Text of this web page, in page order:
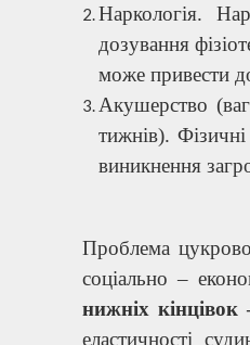
Наркологія.
дозування
може привести
Акушерство
тижнів).
виникнення
Проблема
соціально –
нижніх кінцівок
еластичності